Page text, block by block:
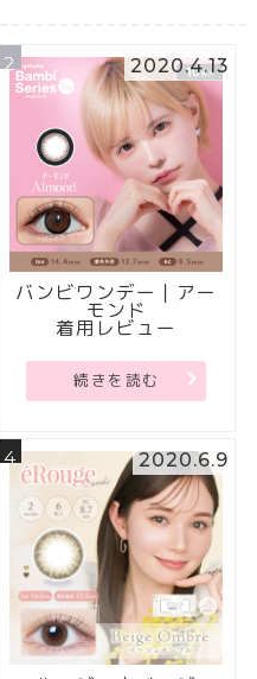
2 2020.4.13
バンビワンデー｜アー
モンド
着用レビュー
続きを読む
4 2020.6.9